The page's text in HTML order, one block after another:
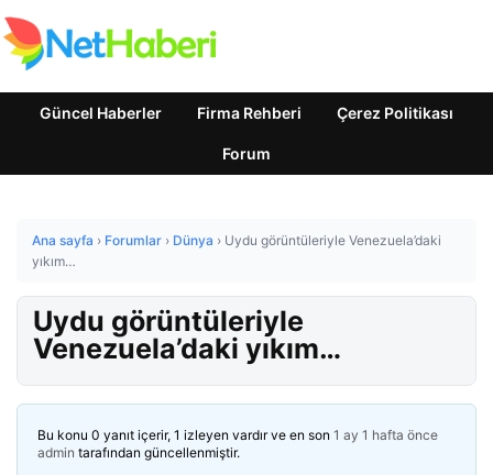
Güncel Haberler Firma Rehberi Çerez Politikası
Forum
Ana sayfa › Forumlar › Dünya › Uydu görüntüleriyle Venezuela’daki
yıkım…
Uydu görüntüleriyle
Venezuela’daki yıkım…
Bu konu 0 yanıt içerir, 1 izleyen vardır ve en son 1 ay 1 hafta önce
admin tarafından güncellenmiştir.